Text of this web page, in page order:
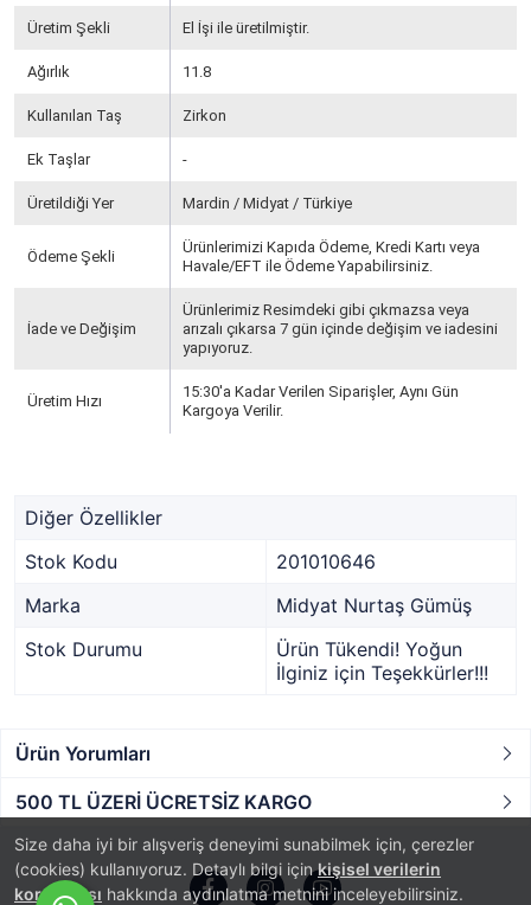
Size daha iyi bir alışveriş deneyimi sunabilmek için, çerezler
(cookies) kullanıyoruz. Detaylı bilgi içinkişisel verilerin
korunması hakkında aydınlatma metnini inceleyebilirsiniz.
Üretim Şekli El İşi ile üretilmiştir.
Ağırlık 11.8
Kullanılan Taş Zirkon
Ek Taşlar -
Üretildiği Yer Mardin / Midyat / Türkiye
Ödeme Şekli
Ürünlerimizi Kapıda Ödeme, Kredi Kartı veya
Havale/EFT ile Ödeme Yapabilirsiniz.
İade ve Değişim
Ürünlerimiz Resimdeki gibi çıkmazsa veya
arızalı çıkarsa 7 gün içinde değişim ve iadesini
yapıyoruz.
Üretim Hızı
15:30'a Kadar Verilen Siparişler, Aynı Gün
Kargoya Verilir.
Diğer Özellikler
Stok Kodu
201010646
Marka
Midyat Nurtaş Gümüş
Stok Durumu
Ürün Tükendi! Yoğun
İlginiz için Teşekkürler!!!
Ürün Yorumları
500 TL ÜZERİ ÜCRETSİZ KARGO